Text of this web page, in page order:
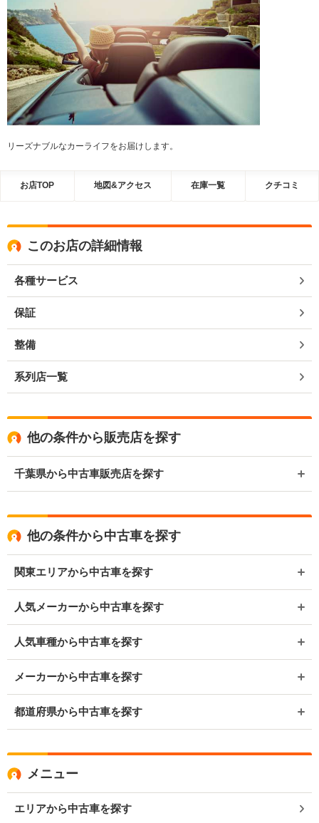
リーズナブルなカーライフをお届けします。
お店TOP 地図&アクセス 在庫一覧 クチコミ
このお店の詳細情報
各種サービス
保証
整備
系列店一覧
他の条件から販売店を探す
千葉県から中古車販売店を探す
他の条件から中古車を探す
関東エリアから中古車を探す
人気メーカーから中古車を探す
人気車種から中古車を探す
メーカーから中古車を探す
都道府県から中古車を探す
メニュー
エリアから中古車を探す